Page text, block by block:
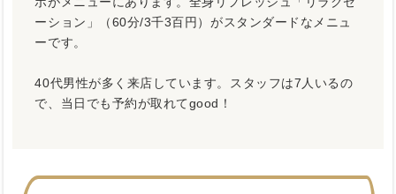
ーション」（60分/3千3百円）がスタンダードなメニュ
ーです。
40代男性が多く来店しています。スタッフは7人いるの
で、当日でも予約が取れてgood！